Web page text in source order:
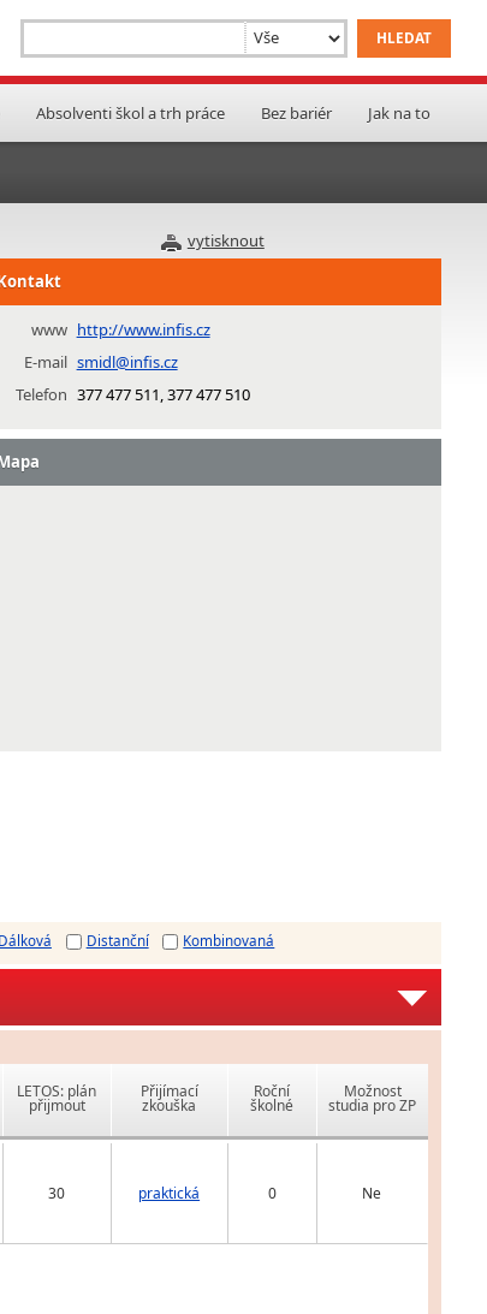
Absolventi škol a trh práce Bez bariér Jak na to
vytisknout
www http://www.infis.cz
E-mail smidl@infis.cz
Telefon 377 477 511, 377 477 510
Dálková Distanční Kombinovaná
LETOS: plán
přijmout
Přijímací
zkouška
Roční
školné
Možnost
studia pro ZP
30 praktická 0 Ne